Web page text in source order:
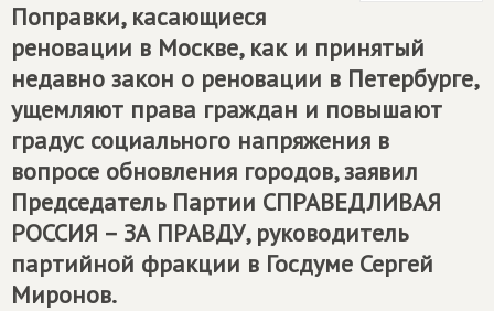
Поправки, касающиеся
реновации в Москве, как и принятый
недавно закон о реновации в Петербурге,
ущемляют права граждан и повышают
градус социального напряжения в
вопросе обновления городов, заявил
Председатель Партии СПРАВЕДЛИВАЯ
РОССИЯ – ЗА ПРАВДУ, руководитель
партийной фракции в Госдуме Сергей
Миронов.